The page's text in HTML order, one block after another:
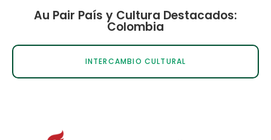
Au Pair País y Cultura Destacados:
Colombia
INTERCAMBIO CULTURAL